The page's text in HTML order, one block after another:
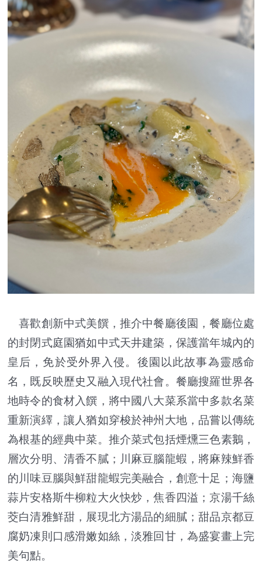
喜歡創新中式美饌，推介中餐廳後園，餐廳位處
的封閉式庭園猶如中式天井建築，保護當年城內的
皇后，免於受外界入侵。後園以此故事為靈感命
名，既反映歷史又融入現代社會。餐廳搜羅世界各
地時令的食材入饌，將中國八大菜系當中多款名菜
重新演繹，讓人猶如穿梭於神州大地，品嘗以傳統
為根基的經典中菜。推介菜式包括煙燻三色素鵝，
層次分明、清香不膩；川麻豆腦龍蝦，將麻辣鮮香
的川味豆腦與鮮甜龍蝦完美融合，創意十足；海鹽
蒜片安格斯牛柳粒大火快炒，焦香四溢；京湯千絲
茭白清雅鮮甜，展現北方湯品的細膩；甜品京都豆
腐奶凍則口感滑嫩如絲，淡雅回甘，為盛宴畫上完
美句點。